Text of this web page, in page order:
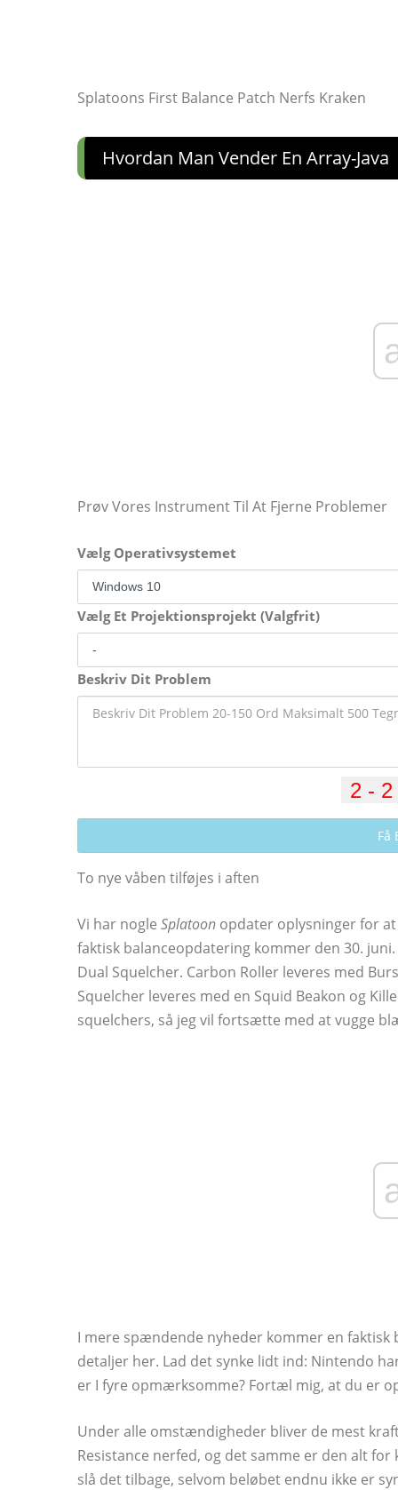
Splatoons First Balance Patch Nerfs Kraken
Hvordan Man Vender En Array-Java
Prøv Vores Instrument Til At Fjerne Problemer
Vælg Operativsystemet
Vælg Et Projektionsprojekt (Valgfrit)
Beskriv Dit Problem
Få
To nye våben tilføjes i aften
Vi har nogle Splatoon opdater oplysninger for
faktisk balanceopdatering kommer den 30.
Dual Squelcher. Carbon Roller leveres med
Squelcher leveres med en Squid Beakon og
squelchers, så jeg vil fortsætte med at vugge
I mere spændende nyheder kommer en
detaljer her. Lad det synke lidt ind: Nintendo
er I fyre opmærksomme? Fortæl mig, at du er
Under alle omstændigheder bliver de mest
Resistance nerfed, og det samme er den alt
slå det tilbage, selvom beløbet endnu ikke er